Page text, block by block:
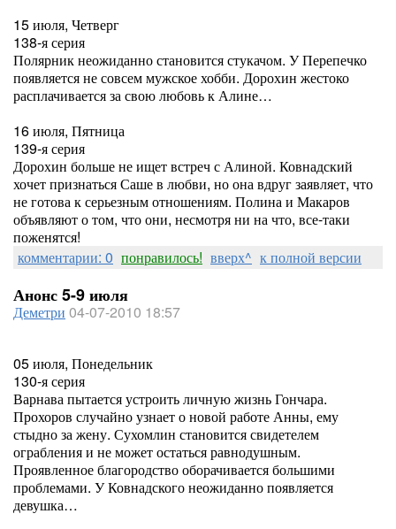
15 июля, Четверг
138-я серия
Полярник неожиданно становится стукачом. У Перепечко
появляется не совсем мужское хобби. Дорохин жестоко
расплачивается за свою любовь к Алине…
16 июля, Пятница
139-я серия
Дорохин больше не ищет встреч с Алиной. Ковнадский
хочет признаться Саше в любви, но она вдруг заявляет, что
не готова к серьезным отношениям. Полина и Макаров
объявляют о том, что они, несмотря ни на что, все-таки
поженятся!
комментарии: 0 понравилось! вверх^ к полной версии
Анонс 5-9 июля
Деметри 04-07-2010 18:57
05 июля, Понедельник
130-я серия
Варнава пытается устроить личную жизнь Гончара.
Прохоров случайно узнает о новой работе Анны, ему
стыдно за жену. Сухомлин становится свидетелем
ограбления и не может остаться равнодушным.
Проявленное благородство оборачивается большими
проблемами. У Ковнадского неожиданно появляется
девушка…